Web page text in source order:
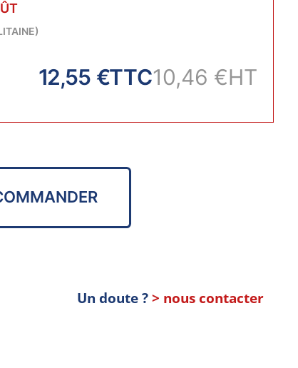
12,55 €TTC10,46 €HT
Un doute ?> nous contacter